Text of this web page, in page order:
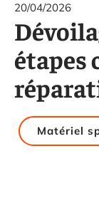
20/04/2026
étapes
Matériel